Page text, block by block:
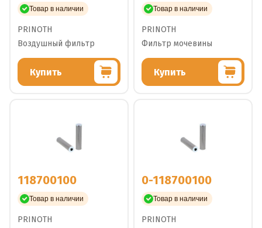
Товар в наличии
PRINOTH
Воздушный фильтр
Купить
Товар в наличии
PRINOTH
Фильтр мочевины
Купить
118700100
Товар в наличии
PRINOTH
0-118700100
Товар в наличии
PRINOTH